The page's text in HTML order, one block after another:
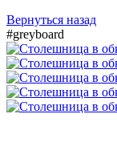
Вернуться назад
#greyboard